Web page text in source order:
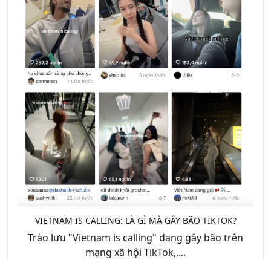
VIETNAM IS CALLING: LÀ GÌ MÀ GÂY BÃO TIKTOK?
Trào lưu "Vietnam is calling" đang gây bão trên
mạng xã hội TikTok,....